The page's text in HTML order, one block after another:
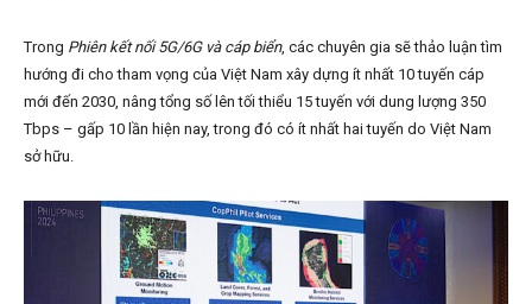
Trong Phiên kết nối 5G/6G và cáp biển, các chuyên gia sẽ thảo luận tìm
hướng đi cho tham vọng của Việt Nam xây dựng ít nhất 10 tuyến cáp
mới đến 2030, nâng tổng số lên tối thiểu 15 tuyến với dung lượng 350
Tbps – gấp 10 lần hiện nay, trong đó có ít nhất hai tuyến do Việt Nam
sở hữu.